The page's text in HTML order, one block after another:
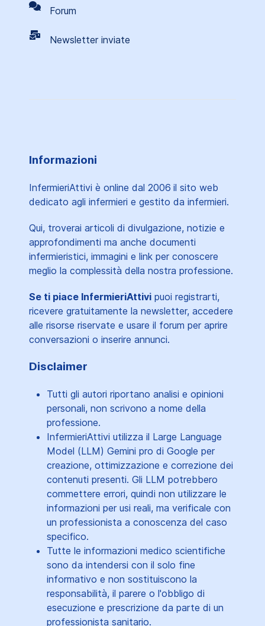
Forum
Newsletter inviate
Informazioni
InfermieriAttivi è online dal 2006 il sito web
dedicato agli infermieri e gestito da infermieri.
Qui, troverai articoli di divulgazione, notizie e
approfondimenti ma anche documenti
infermieristici, immagini e link per conoscere
meglio la complessità della nostra professione.
Se ti piace InfermieriAttivi puoi registrarti,
ricevere gratuitamente la newsletter, accedere
alle risorse riservate e usare il forum per aprire
conversazioni o inserire annunci.
Disclaimer
Tutti gli autori riportano analisi e opinioni
personali, non scrivono a nome della
professione.
InfermieriAttivi utilizza il Large Language
Model (LLM) Gemini pro di Google per
creazione, ottimizzazione e correzione dei
contenuti presenti. Gli LLM potrebbero
commettere errori, quindi non utilizzare le
informazioni per usi reali, ma verificale con
un professionista a conoscenza del caso
specifico.
Tutte le informazioni medico scientifiche
sono da intendersi con il solo fine
informativo e non sostituiscono la
responsabilità, il parere o l'obbligo di
esecuzione e prescrizione da parte di un
professionista sanitario.